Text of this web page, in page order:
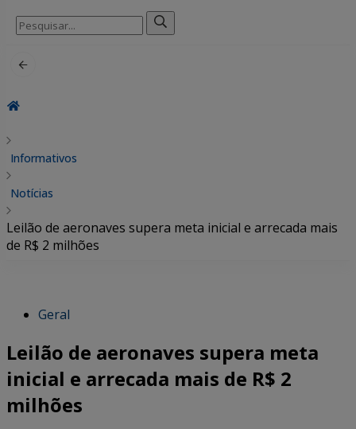
Pesquisar
por:
Informativos
Notícias
Leilão de aeronaves supera meta inicial e arrecada mais
de R$ 2 milhões
Geral
Leilão de aeronaves supera meta
inicial e arrecada mais de R$ 2
milhões